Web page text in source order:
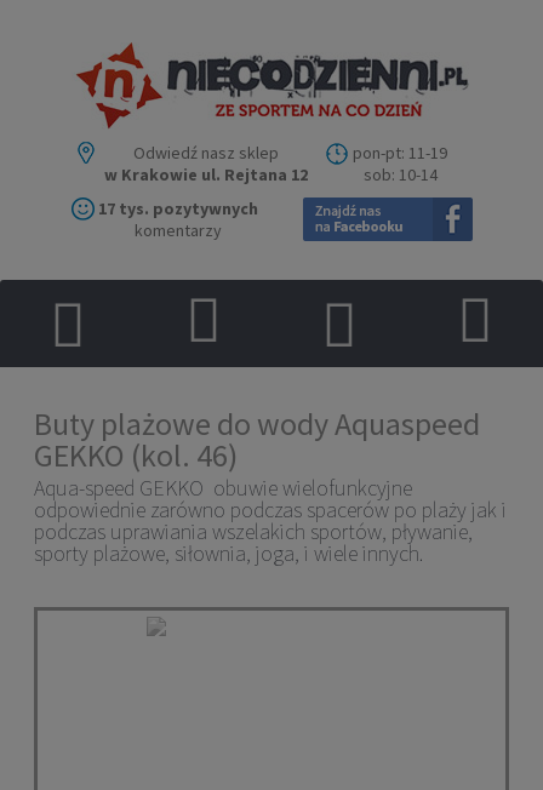
Odwiedź nasz sklep
w Krakowie ul. Rejtana 12
pon-pt: 11-19
sob: 10-14
17 tys. pozytywnych
komentarzy
Buty plażowe do wody Aquaspeed
GEKKO (kol. 46)
Aqua-speed GEKKO obuwie wielofunkcyjne
odpowiednie zarówno podczas spacerów po plaży jak i
podczas uprawiania wszelakich sportów, pływanie,
sporty plażowe, siłownia, joga, i wiele innych.